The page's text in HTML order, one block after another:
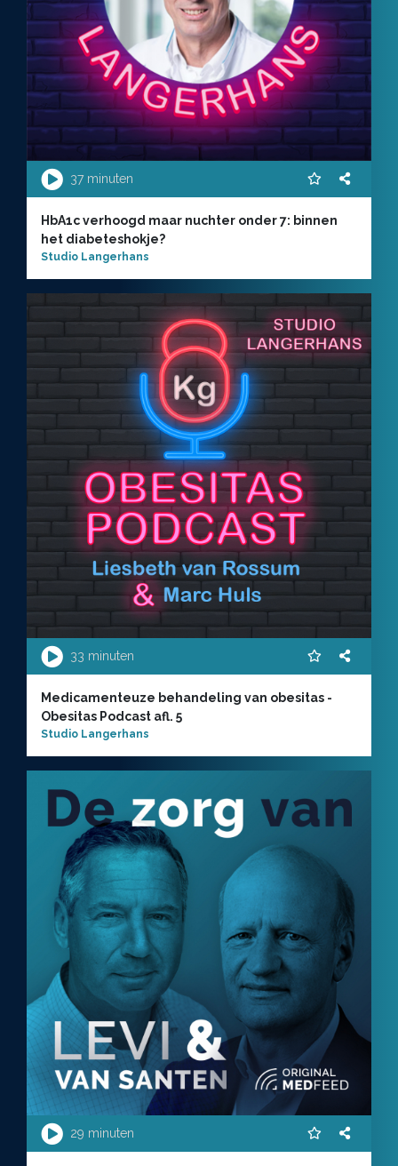
37 minuten
HbA1c verhoogd maar nuchter onder 7: binnen
het diabeteshokje?
Studio Langerhans
33 minuten
Medicamenteuze behandeling van obesitas -
Obesitas Podcast afl. 5
Studio Langerhans
29 minuten